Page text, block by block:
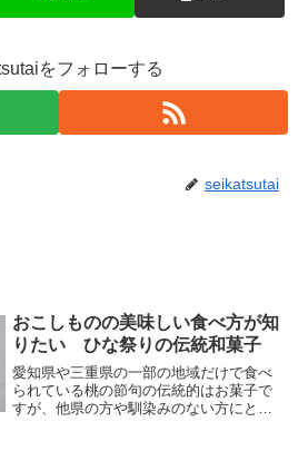
をフォローする
seikatsutai
おこしものの美味しい食べ方が知
りたい ひな祭りの伝統和菓子
愛知県や三重県の一部の地域だけで食べ
られている桃の節句の伝統的はお菓子で
すが、他県の方や馴染みのない方にとっ